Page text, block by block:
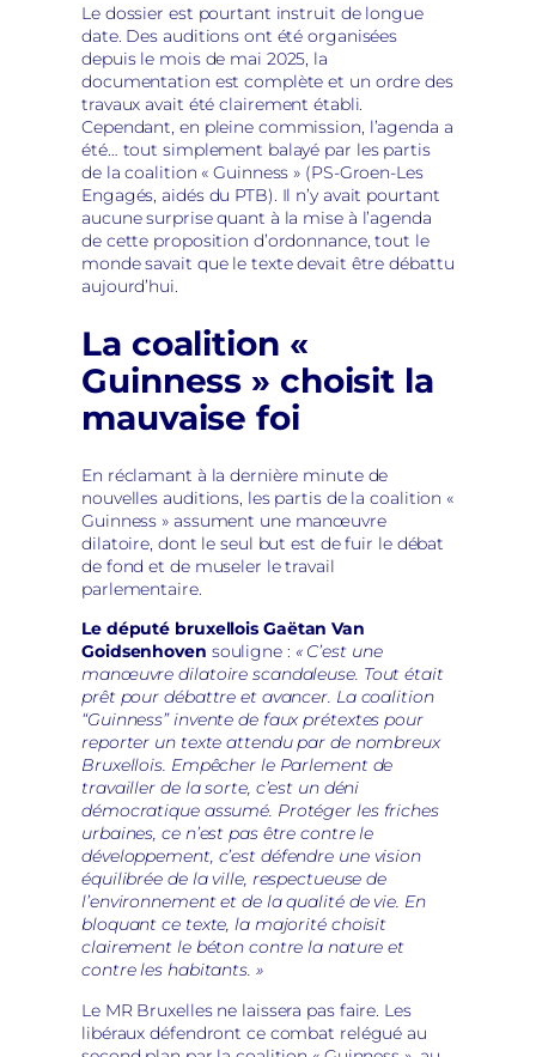
Le dossier est pourtant instruit de longue
date. Des auditions ont été organisées
depuis le mois de mai 2025, la
documentation est complète et un ordre des
travaux avait été clairement établi.
Cependant, en pleine commission, l’agenda a
été… tout simplement balayé par les partis
de la coalition « Guinness » (PS-Groen-Les
Engagés, aidés du PTB). Il n’y avait pourtant
aucune surprise quant à la mise à l’agenda
de cette proposition d’ordonnance, tout le
monde savait que le texte devait être débattu
aujourd’hui.
La coalition «
Guinness » choisit la
mauvaise foi
En réclamant à la dernière minute de
nouvelles auditions, les partis de la coalition «
Guinness » assument une manœuvre
dilatoire, dont le seul but est de fuir le débat
de fond et de museler le travail
parlementaire.
Le député bruxellois Gaëtan Van
Goidsenhoven souligne : « C’est une
manœuvre dilatoire scandaleuse. Tout était
prêt pour débattre et avancer. La coalition
“Guinness” invente de faux prétextes pour
reporter un texte attendu par de nombreux
Bruxellois. Empêcher le Parlement de
travailler de la sorte, c’est un déni
démocratique assumé. Protéger les friches
urbaines, ce n’est pas être contre le
développement, c’est défendre une vision
équilibrée de la ville, respectueuse de
l’environnement et de la qualité de vie. En
bloquant ce texte, la majorité choisit
clairement le béton contre la nature et
contre les habitants. »
Le MR Bruxelles ne laissera pas faire. Les
libéraux défendront ce combat relégué au